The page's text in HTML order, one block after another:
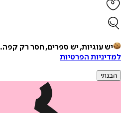
יש עוגיות, יש ספרים, חסר רק קפה.
למדיניות הפרטיות
הבנתי